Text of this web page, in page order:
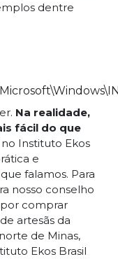
dentre
Na realidade,
fácil do que
Instituto Ekos
e
falamos. Para
nosso conselho
comprar
artesãs da
de Minas,
Ekos Brasil